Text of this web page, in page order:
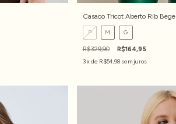
Casaco Tricot Aberto Rib Bege
P M G
R$329,90
R$164,95
3x de R$54,98 sem juros